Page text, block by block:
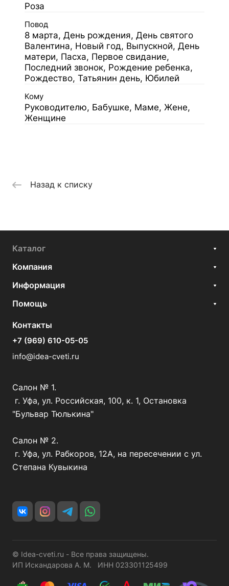
Роза
Повод
8 марта, День рождения, День святого
Валентина, Новый год, Выпускной, День
матери, Пасха, Первое свидание,
Последний звонок, Рождение ребенка,
Рождество, Татьянин день, Юбилей
Кому
Руководителю, Бабушке, Маме, Жене,
Женщине
Назад к списку
Каталог
Компания
Информация
Помощь
Контакты
+7 (969) 610-05-05
info@idea-cveti.ru
Салон № 1.
г. Уфа, ул. Российская, 100, к. 1, Остановка
"Бульвар Тюлькина"
Салон № 2.
г. Уфа, ул. Рабкоров, 12А, на пересечении с ул.
Степана Кувыкина
© Idea-cveti.ru - Все права защищены.
ИП Искандарова А. М. ИНН 023301125499